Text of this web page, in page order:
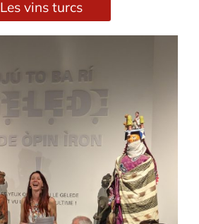
Les vins turcs